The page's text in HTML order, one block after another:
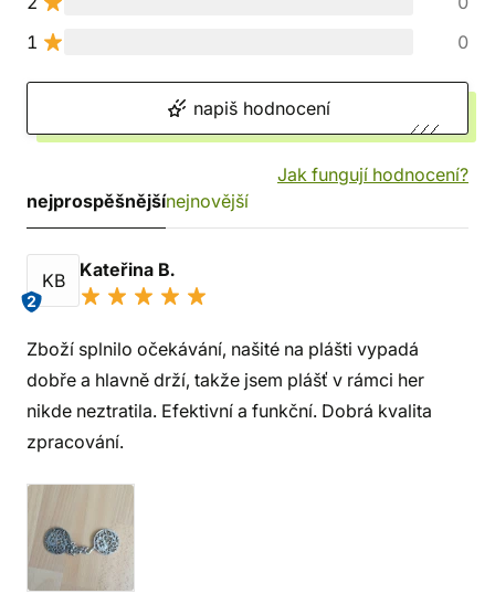
1
0
napiš hodnocení
Jak fungují hodnocení?
nejprospěšnějšínejnovější
KB
2
Kateřina B.
Zboží splnilo očekávání, našité na plášti vypadá
dobře a hlavně drží, takže jsem plášť v rámci her
nikde neztratila. Efektivní a funkční. Dobrá kvalita
zpracování.